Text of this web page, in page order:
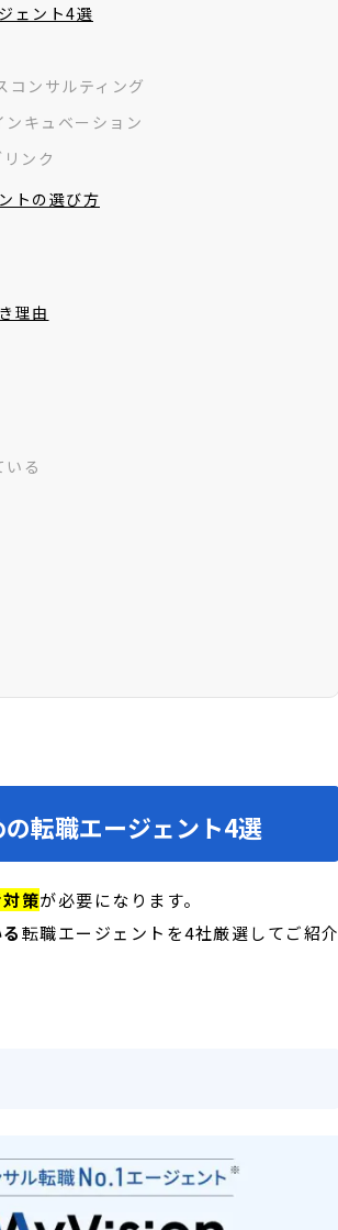
ェント4選
コンサルティング
ンキュベーション
ンク
トの選び方
理由
る
転職エージェント4選
策が必要になります。
転職エージェントを4社厳選してご紹介